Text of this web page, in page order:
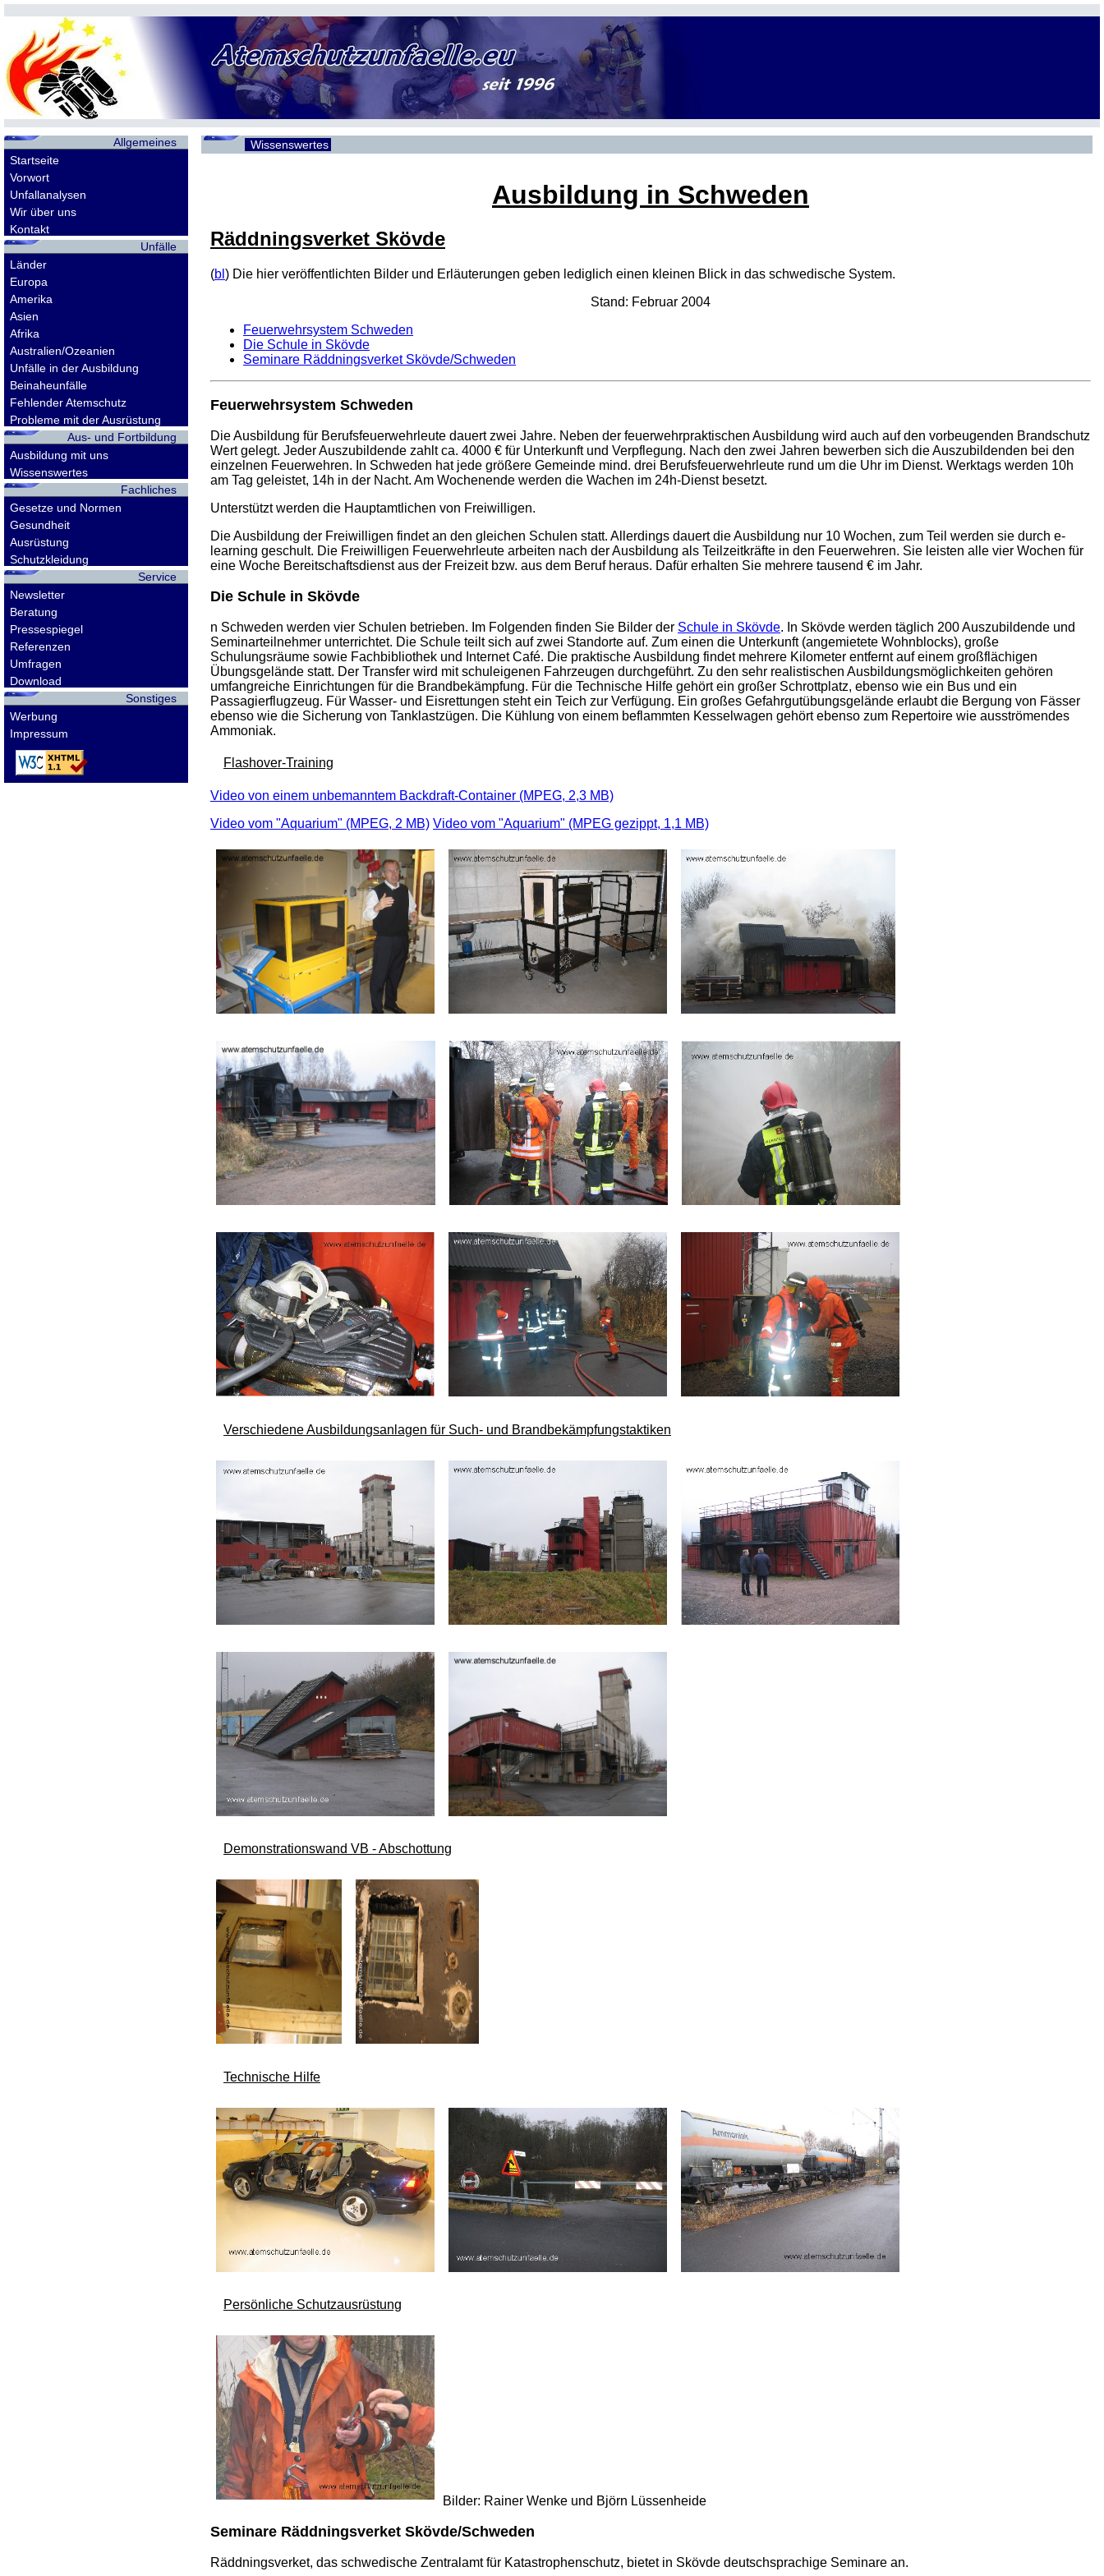
Allgemeines
Startseite
Vorwort
Unfallanalysen
Wir über uns
Kontakt
Unfälle
Länder
Europa
Amerika
Asien
Afrika
Australien/Ozeanien
Unfälle in der Ausbildung
Beinaheunfälle
Fehlender Atemschutz
Probleme mit der Ausrüstung
Aus- und Fortbildung
Ausbildung mit uns
Wissenswertes
Fachliches
Gesetze und Normen
Gesundheit
Ausrüstung
Schutzkleidung
Service
Newsletter
Beratung
Pressespiegel
Referenzen
Umfragen
Download
Sonstiges
Werbung
Impressum
Wissenswertes
Ausbildung in Schweden
Räddningsverket Skövde
(bl ) Die hier veröffentlichten Bilder und Erläuterungen geben lediglich einen kleinen Blick in das schwedische System.
Stand: Februar 2004
Feuerwehrsystem Schweden
Die Schule in Skövde
Seminare Räddningsverket Skövde/Schweden
Feuerwehrsystem Schweden
Die Ausbildung für Berufsfeuerwehrleute dauert zwei Jahre. Neben der feuerwehrpraktischen Ausbildung wird auch auf den vorbeugenden Brandschutz
Wert gelegt. Jeder Auszubildende zahlt ca. 4000 € für Unterkunft und Verpflegung. Nach den zwei Jahren bewerben sich die Auszubildenden bei den
einzelnen Feuerwehren. In Schweden hat jede größere Gemeinde mind. drei Berufsfeuerwehrleute rund um die Uhr im Dienst. Werktags werden 10h
am Tag geleistet, 14h in der Nacht. Am Wochenende werden die Wachen im 24h-Dienst besetzt.
Unterstützt werden die Hauptamtlichen von Freiwilligen.
Die Ausbildung der Freiwilligen findet an den gleichen Schulen statt. Allerdings dauert die Ausbildung nur 10 Wochen, zum Teil werden sie durch e-
learning geschult. Die Freiwilligen Feuerwehrleute arbeiten nach der Ausbildung als Teilzeitkräfte in den Feuerwehren. Sie leisten alle vier Wochen für
eine Woche Bereitschaftsdienst aus der Freizeit bzw. aus dem Beruf heraus. Dafür erhalten Sie mehrere tausend € im Jahr.
Die Schule in Skövde
n Schweden werden vier Schulen betrieben. Im Folgenden finden Sie Bilder der Schule in Skövde. In Skövde werden täglich 200 Auszubildende und
Seminarteilnehmer unterrichtet. Die Schule teilt sich auf zwei Standorte auf. Zum einen die Unterkunft (angemietete Wohnblocks), große
Schulungsräume sowie Fachbibliothek und Internet Café. Die praktische Ausbildung findet mehrere Kilometer entfernt auf einem großflächigen
Übungsgelände statt. Der Transfer wird mit schuleigenen Fahrzeugen durchgeführt. Zu den sehr realistischen Ausbildungsmöglichkeiten gehören
umfangreiche Einrichtungen für die Brandbekämpfung. Für die Technische Hilfe gehört ein großer Schrottplatz, ebenso wie ein Bus und ein
Passagierflugzeug. Für Wasser- und Eisrettungen steht ein Teich zur Verfügung. Ein großes Gefahrgutübungsgelände erlaubt die Bergung von Fässer
ebenso wie die Sicherung von Tanklastzügen. Die Kühlung von einem beflammten Kesselwagen gehört ebenso zum Repertoire wie ausströmendes
Ammoniak.
Flashover-Training
Video von einem unbemanntem Backdraft-Container (MPEG, 2,3 MB)
Video vom "Aquarium" (MPEG, 2 MB) Video vom "Aquarium" (MPEG gezippt, 1,1 MB)
Verschiedene Ausbildungsanlagen für Such- und Brandbekämpfungstaktiken
Demonstrationswand VB - Abschottung
Technische Hilfe
Persönliche Schutzausrüstung
Bilder: Rainer Wenke und Björn Lüssenheide
Seminare Räddningsverket Skövde/Schweden
Räddningsverket, das schwedische Zentralamt für Katastrophenschutz, bietet in Skövde deutschsprachige Seminare an.